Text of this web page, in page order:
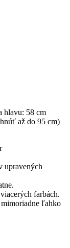
hlavu: 58 cm
až do 95 cm)
upravených
farbách.
ľahko